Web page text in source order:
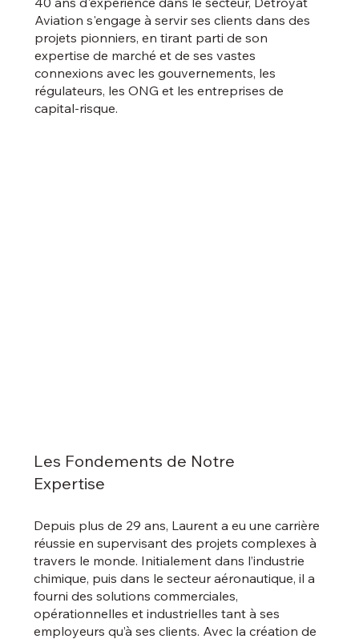
Aviation s'engage à servir ses clients dans des
projets pionniers, en tirant parti de son
expertise de marché et de ses vastes
connexions avec les gouvernements, les
régulateurs, les ONG et les entreprises de
capital-risque.
Les Fondements de Notre
Expertise
Depuis plus de 29 ans, Laurent a eu une carrière
réussie en supervisant des projets complexes à
travers le monde. Initialement dans l’industrie
chimique, puis dans le secteur aéronautique, il a
fourni des solutions commerciales,
opérationnelles et industrielles tant à ses
employeurs qu’à ses clients. Avec la création de